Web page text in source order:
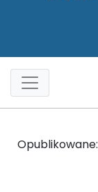
Opublikowane: